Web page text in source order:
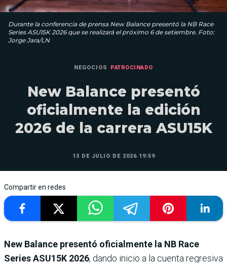
Durante la conferencia de prensa New Balance presentó la NB Race
Series ASU15K 2026 que se realizará el próximo 6 de setiembre. Foto:
Jorge Jara/LN
NEGOCIOS PATROCINADO
New Balance presentó
oficialmente la edición
2026 de la carrera ASU15K
13 DE JULIO DE 2026 19:59
Compartir en redes
New Balance presentó oficialmente la NB Race
Series ASU15K 2026, dando inicio a la cuenta regresiva